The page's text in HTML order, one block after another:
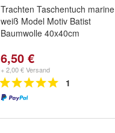
Trachten Taschentuch marine
weiß Model Motiv Batist
Baumwolle 40x40cm
6,50 €
+ 2,00 € Versand
1